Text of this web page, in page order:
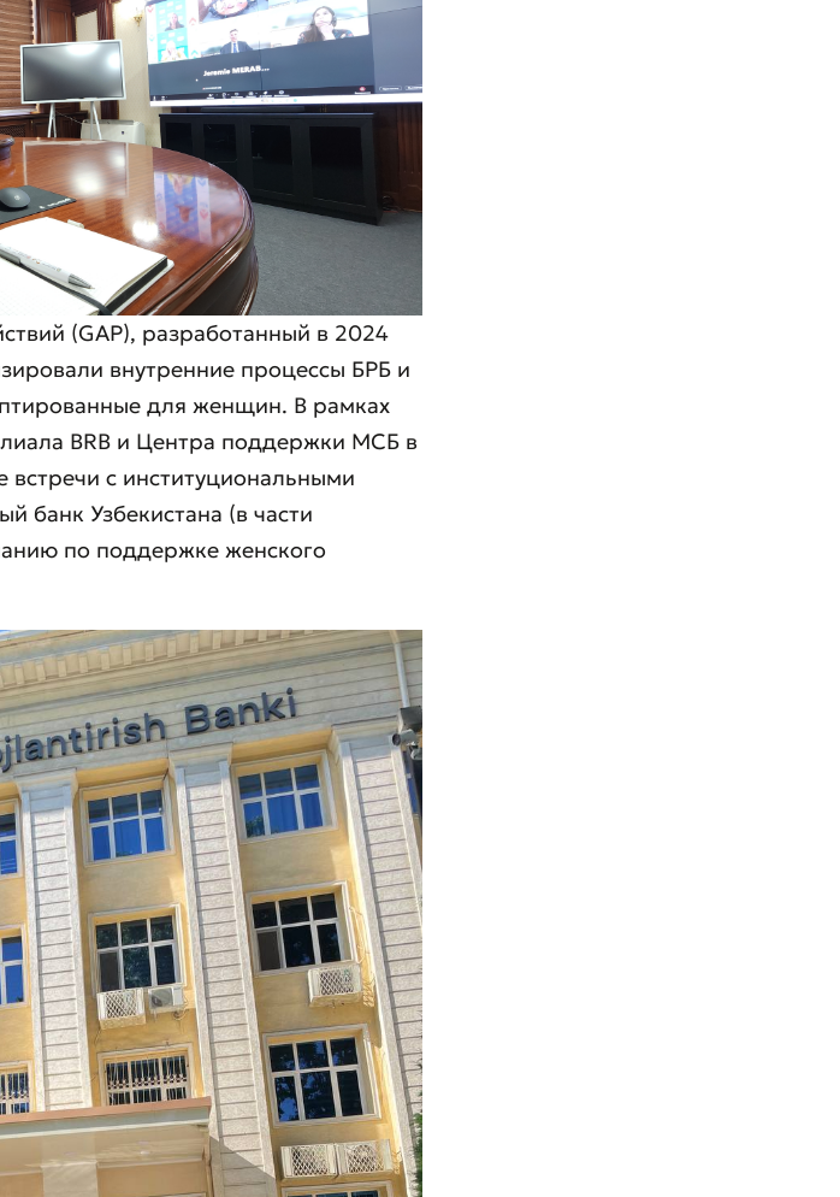
Отлично
(GAP), разработанный в 2024
внутренние процессы БРБ и
для женщин. В рамках
BRB и Центра поддержки МСБ в
встречи с институциональными
банк Узбекистана (в части
по поддержке женского